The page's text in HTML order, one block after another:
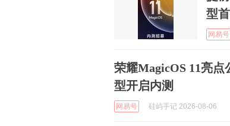
型
网易号
荣耀MagicOS 11亮
型开启内测
网易号 硅屿手记 2026-08-06